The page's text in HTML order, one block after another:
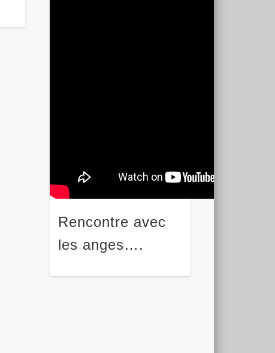
Rencontre avec
les anges….